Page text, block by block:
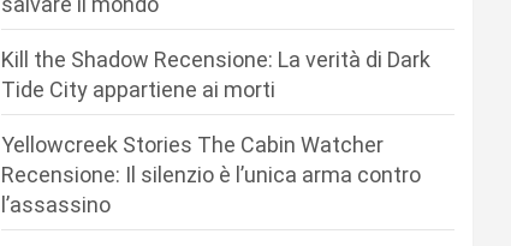
Kill the Shadow Recensione: La verità di Dark
Tide City appartiene ai morti
Yellowcreek Stories The Cabin Watcher
Recensione: Il silenzio è l’unica arma contro
l’assassino